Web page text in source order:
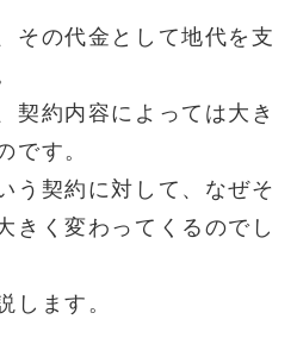
その代金として地代を支
契約内容によっては大き
です。
う契約に対して、なぜそ
きく変わってくるのでし
します。